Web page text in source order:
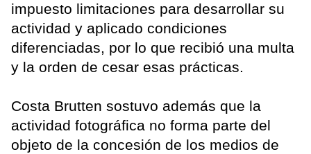
impuesto limitaciones para desarrollar su
actividad y aplicado condiciones
diferenciadas, por lo que recibió una multa
y la orden de cesar esas prácticas.
Costa Brutten sostuvo además que la
actividad fotográfica no forma parte del
objeto de la concesión de los medios de